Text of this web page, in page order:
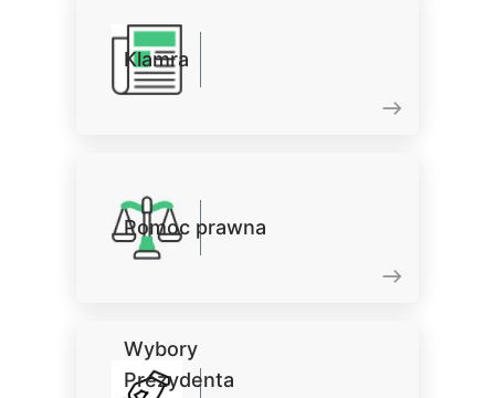
Klamra
Pomoc prawna
Wybory
Prezydenta